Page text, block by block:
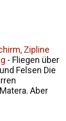
Zipline
- Fliegen über
Felsen Die
Aber